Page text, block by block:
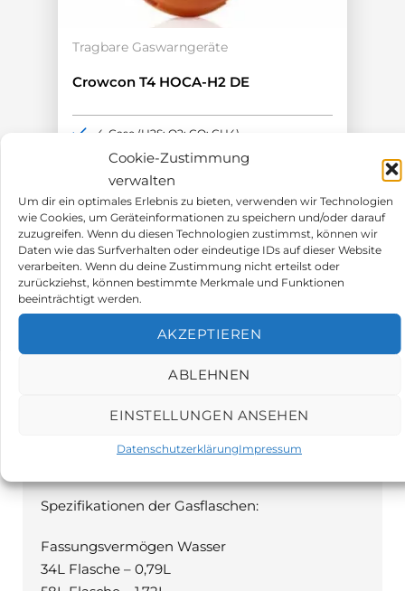
Cookie-Zustimmung
verwalten
Um dir ein optimales Erlebnis zu bieten, verwenden wir Technologien
wie Cookies, um Geräteinformationen zu speichern und/oder darauf
zuzugreifen. Wenn du diesen Technologien zustimmst, können wir
Daten wie das Surfverhalten oder eindeutige IDs auf dieser Website
verarbeiten. Wenn du deine Zustimmung nicht erteilst oder
zurückziehst, können bestimmte Merkmale und Funktionen
beeinträchtigt werden.
AKZEPTIEREN
ABLEHNEN
EINSTELLUNGEN ANSEHEN
DatenschutzerklärungImpressum
Tragbare Gaswarngeräte
Crowcon T4 HOCA-H2 DE
648,00€
4-Gase (H2S; O2; CO; CH4)
H2 kompensierter CO Sensor
18h Akkulaufzeit
Aufrüstbar bis IP67
PRODUKTBESCHREIBUNG
Beschreibung
Spezifikationen der Gasflaschen:
Fassungsvermögen Wasser
34L Flasche – 0,79L